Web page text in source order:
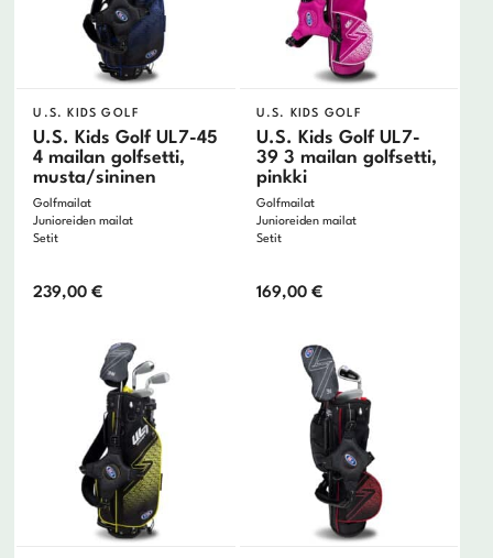
Puma
Scotty Cameron
Srixon
Taylormade
Titleist
U.S. Kids Golf
Vokey
Wilson
U.S. KIDS GOLF
U.S. Kids Golf UL7-45
4 mailan golfsetti,
musta/sininen
Golfmailat
Junioreiden mailat
Setit
239,00€
U.S. KIDS GOLF
U.S. Kids Golf UL7-
39 3 mailan golfsetti,
pinkki
Golfmailat
Junioreiden mailat
Setit
169,00 €